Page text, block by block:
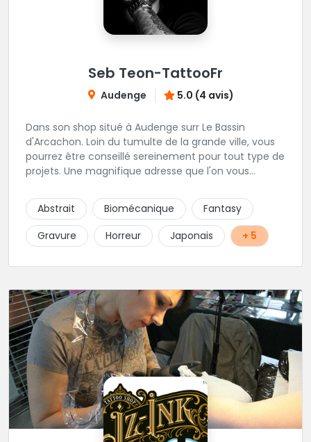
Seb Teon-TattooFr
Audenge 5.0 (4 avis)
Dans son shop situé à Audenge surr Le Bassin
d'Arcachon. Loin du tumulte de la grande ville, vous
pourrez être conseillé sereinement pour tout type de
projets. Une magnifique adresse que l'on vous
et passages au shop sur rendez-vous également.
Abstrait Biomécanique
Fantasy
Gravure
Horreur Japonais + 5